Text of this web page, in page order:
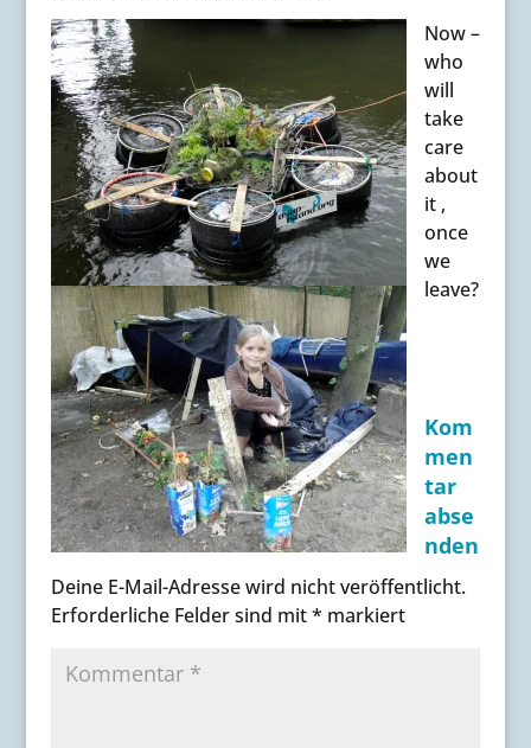
Now –
who
will
take
care
about
it ,
once
we
leave?
Kom
men
tar
abse
nden
Deine E-Mail-Adresse wird nicht veröffentlicht.
Erforderliche Felder sind mit* markiert